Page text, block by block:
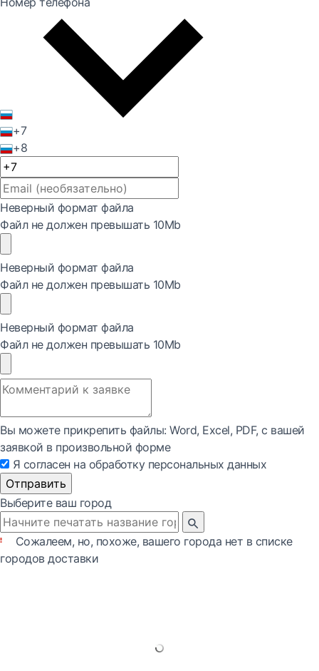
+7
+8
Неверный формат файла
Файл не должен превышать 10Mb
Неверный формат файла
Файл не должен превышать 10Mb
Неверный формат файла
Файл не должен превышать 10Mb
Вы можете прикрепить файлы: Word, Exсel, PDF, с вашей
заявкой в произвольной форме
Я согласен на обработку персональных данных
Отправить
Выберите ваш город
Сожалеем, но, похоже, вашего города нет в списке
городов доставки